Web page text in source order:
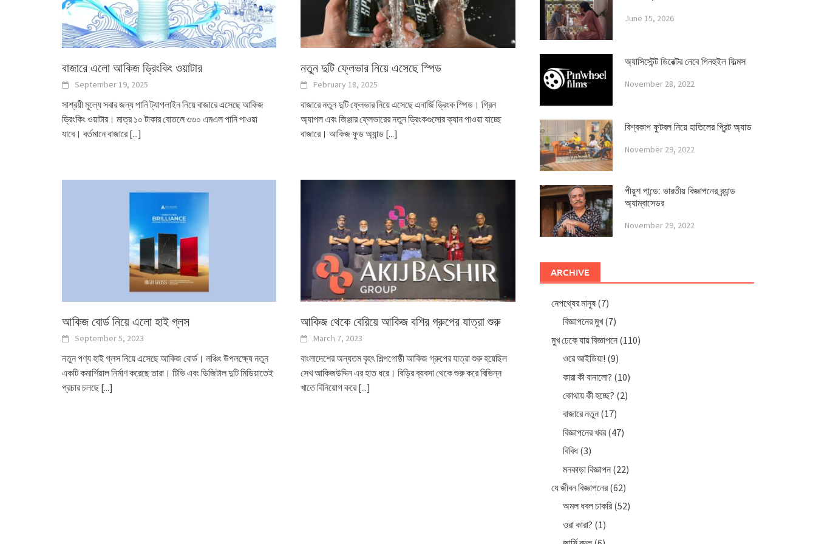
বাজারে এলো আকিজ ড্রিংকিং ওয়াটার
September 19, 2025
সাশ্রয়ী মূল্যে সবার জন্য পানি ট্যাগলাইন নিয়ে বাজারে এসেছে আকিজ
ড্রিংকিং ওয়াটার। মাত্র ১০ টাকার বোতলে ৩৩০ এমএল পানি পাওয়া
যাবে। বর্তমানে বাজারে[...]
নতুন দুটি ফ্লেভার নিয়ে এসেছে স্পিড
February 18, 2025
বাজারে নতুন দুটি ফ্লেভার নিয়ে এসেছে এনার্জি ড্রিংক স্পিড। গ্রিন
অ্যাপল এবং জিঞ্জার ফ্লেভারের নতুন ড্রিংকগুলোর ক্যান পাওয়া যাচ্ছে
বাজারে। আকিজ ফুড অ্যান্ড [...]
আকিজ বোর্ড নিয়ে এলো হাই গ্লস
September 5, 2023
নতুন পণ্য হাই গ্লস নিয়ে এসেছে আকিজ বোর্ড। লঞ্চিং উপলক্ষ্যে নতুন
একটি কমার্শিয়াল নির্মাণ করেছে তারা। টিভি এবং ডিজিটাল দুটি মিডিয়াতেই
প্রচার চলছে [...]
আকিজ থেকে বেরিয়ে আকিজ বশির গ্রুপের যাত্রা শুরু
March 7, 2023
বাংলাদেশের অন্যতম বৃহৎ শিল্পগোষ্ঠী আকিজ গ্রুপের যাত্রা শুরু হয়েছিল
সেখ আকিজউদ্দিন এর হাত ধরে। বিড়ির ব্যবসা থেকে শুরু করে বিভিন্ন
খাতে বিনিয়োগ করে[...]
June 15, 2026
অ্যাসিস্টেন্ট ডিরেক্টর নেবে পিনহুইল ফিল্মস
November 28, 2022
বিশ্বকাপ ফুটবল নিয়ে হাতিলের প্রিন্ট অ্যাড
November 29, 2022
পীয়ুশ পান্ডে: ভারতীয় বিজ্ঞাপনের ব্র্যান্ড
অ্যাম্বাসেডর
November 29, 2022
ARCHIVE
নেপথ্যের মানুষ(7)
বিজ্ঞাপনের মুখ(7)
মুখ ঢেকে যায় বিজ্ঞাপনে(110)
ওরে আইডিয়া! (9)
কারা কী বানালো? (10)
কোথায় কী হচ্ছে? (2)
বাজারে নতুন (17)
বিজ্ঞাপনের খবর(47)
বিবিধ(3)
মনকাড়া বিজ্ঞাপন (22)
যে জীবন বিজ্ঞাপনের(62)
অমল ধবল চাকরি(52)
ওরা কারা? (1)